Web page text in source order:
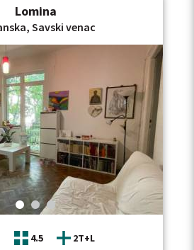
Lomina
Savski venac
4.5
2T+L